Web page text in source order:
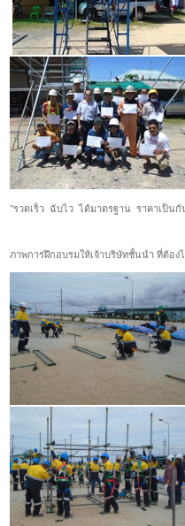
"รวดเร็ว ฉับไว ได้มาตรฐาน ราคาเป็นกั
ภาพการฝึกอบรมให้เจ้าบริษัทชั้นนำ ที่ต้อ